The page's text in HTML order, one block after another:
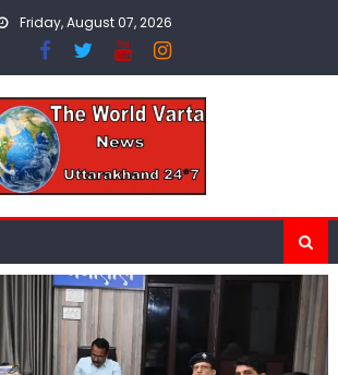
Friday, August 07, 2026